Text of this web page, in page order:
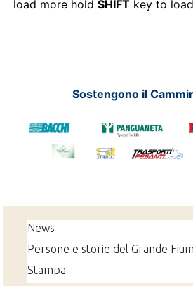
load more holdSHIFT key to
Sostengono il
News
Persone e storie del Grande
Stampa